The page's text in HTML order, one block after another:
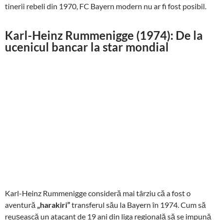
tinerii rebeli din 1970, FC Bayern modern nu ar fi fost posibil.
Karl-Heinz Rummenigge (1974): De la
ucenicul bancar la star mondial
Karl-Heinz Rummenigge consideră mai târziu că a fost o
aventură „harakiri”transferul său la Bayern în 1974. Cum să
reușească un atacant de 19 ani din liga regională să se impună